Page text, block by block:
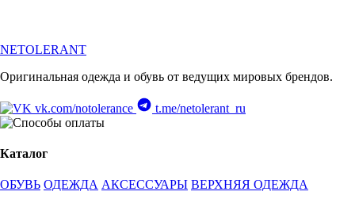
NETOLERANT
Оригинальная одежда и обувь от ведущих мировых брендов.
vk.com/notolerance t.me/netolerant_ru
Каталог
ОБУВЬ ОДЕЖДА АКСЕССУАРЫ ВЕРХНЯЯ ОДЕЖДА